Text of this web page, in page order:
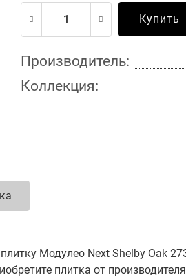
Купить
Производитель:
Коллекция:
Модулео Next Shelby Oak
плитка от